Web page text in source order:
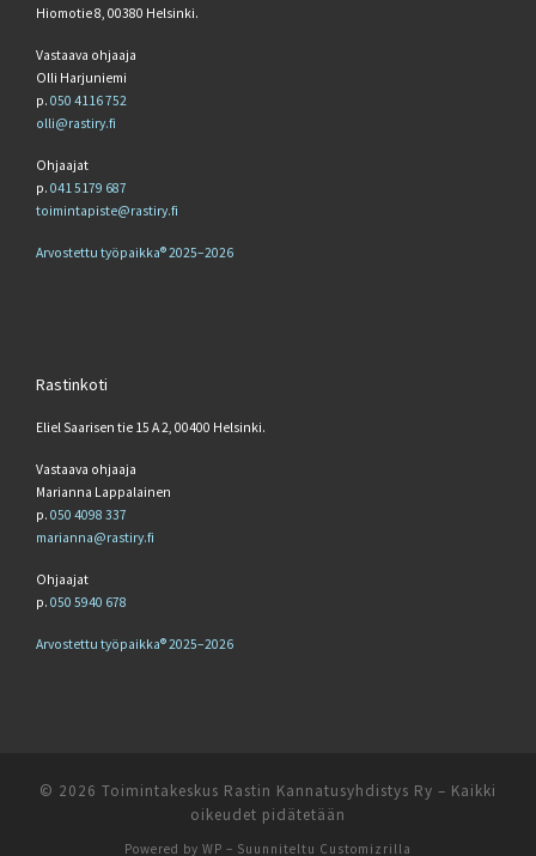
Hiomotie 8, 00380 Helsinki.
Vastaava ohjaaja
Olli Harjuniemi
p. 050 4116 752
olli@rastiry.fi
Ohjaajat
p. 041 5179 687
toimintapiste@rastiry.fi
Arvostettu työpaikka® 2025–2026
Rastinkoti
Eliel Saarisen tie 15 A 2, 00400 Helsinki.
Vastaava ohjaaja
Marianna Lappalainen
p. 050 4098 337
marianna@rastiry.fi
Ohjaajat
p. 050 5940 678
Arvostettu työpaikka® 2025–2026
© 2026 Toimintakeskus Rastin Kannatusyhdistys Ry – Kaikki
oikeudet pidätetään
Powered by WP – Suunniteltu Customizrilla